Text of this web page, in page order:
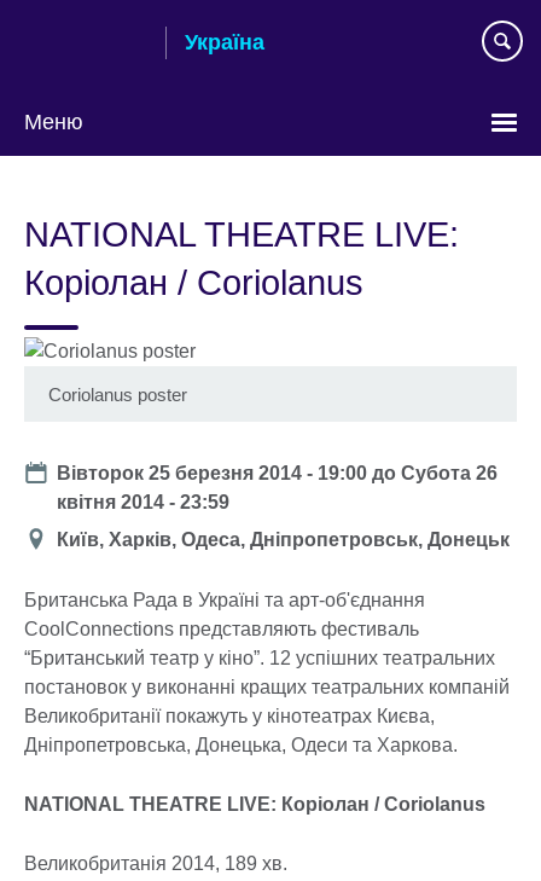
Україна
Меню
language
NATIONAL THEATRE LIVE:
Коріолан / Coriolanus
Coriolanus poster
Date
Вівторок 25 березня 2014 - 19:00 доСубота 26
квітня 2014 - 23:59
Місце
Київ, Харків, Одеса, Дніпропетровськ, Донецьк
Британська Рада в Україні та арт-об'єднання
CoolConnections представляють фестиваль
“Британський театр у кіно”. 12 успішних театральних
постановок у виконанні кращих театральних компаній
Великобританії покажуть у кінотеатрах Києва,
Дніпропетровська, Донецька, Одеси та Харкова.
NATIONAL THEATRE LIVE: Коріолан / Coriolanus
Великобританія 2014, 189 хв.